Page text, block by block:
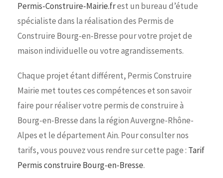
Permis-Construire-Mairie.frest un bureau d’étude
spécialiste dans la réalisation des Permis de
Construire Bourg-en-Bresse pour votre projet de
maison individuelle ou votre agrandissements.
Chaque projet étant différent, Permis Construire
Mairie met toutes ces compétences et son savoir
faire pour réaliser votre permis de construire à
Bourg-en-Bresse dans la région Auvergne-Rhône-
Alpes et le département Ain. Pour consulter nos
tarifs, vous pouvez vous rendre sur cette page : Tarif
Permis construire Bourg-en-Bresse.